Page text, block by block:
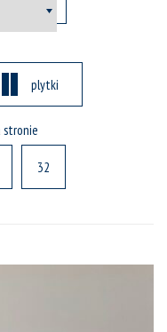
plytki
stronie
32